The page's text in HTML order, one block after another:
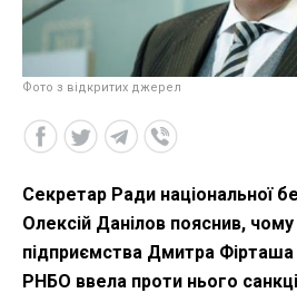
Фото з відкритих джерел
Секретар Ради національної
Олексій Данілов пояснив, чому
підприємства Дмитра Фірташа
РНБО ввела проти нього